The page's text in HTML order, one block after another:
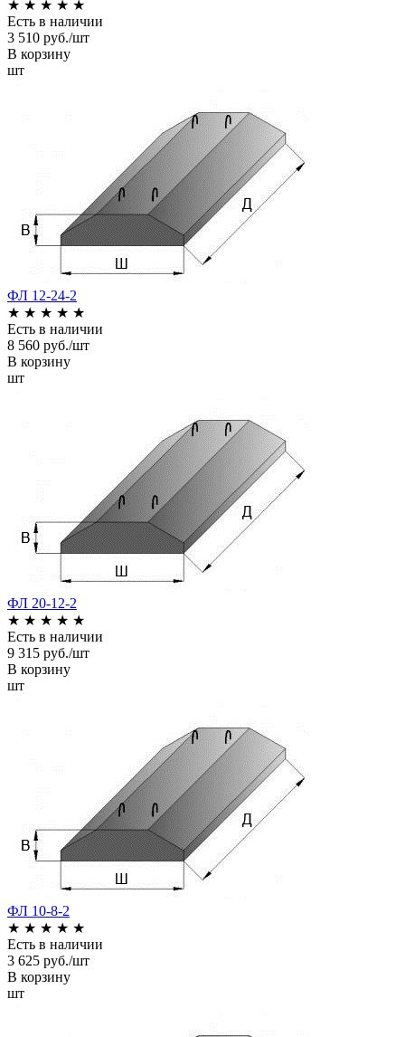
★ ★ ★ ★ ★
Есть в наличии
3 510 руб./шт
В корзину
шт
ФЛ 12-24-2
★ ★ ★ ★ ★
Есть в наличии
8 560 руб./шт
В корзину
шт
ФЛ 20-12-2
★ ★ ★ ★ ★
Есть в наличии
9 315 руб./шт
В корзину
шт
ФЛ 10-8-2
★ ★ ★ ★ ★
Есть в наличии
3 625 руб./шт
В корзину
шт